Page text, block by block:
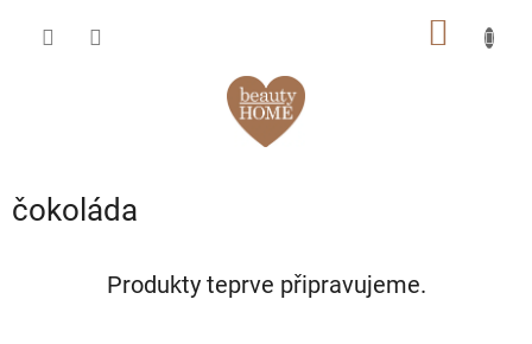
čokoláda
Produkty teprve připravujeme.